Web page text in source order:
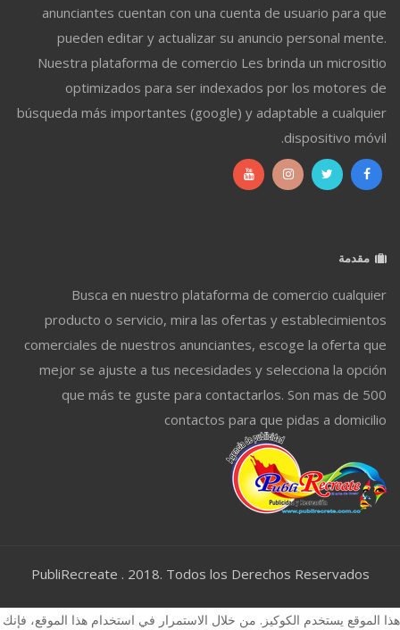
anunciantes cuentan con una cuenta de usuario para que
pueden editar y actualizar su anuncio personal mente.
Nuestra plataforma de comercio Les brinda un micrositio
optimizados para ser indexados por los motores de
búsqueda más importantes (google) y adaptable a cualquier
dispositivo móvil.
مقدمة
Busca en nuestro plataforma de comercio cualquier
producto o servicio, mira las ofertas y establecimientos
comerciales de nuestros anunciantes, escoge la oferta que
mejor se ajuste a tus necesidades y selecciona la opción
que más te guste para contactarlos. Son mas de 500
contactos para que pidas a domicilio
PubliRecreate . 2018. Todos los Derechos Reservados
هذا الموقع يستخدم الكوكيز. من خلال الاستمرار في استخدام هذا الموقع، فإنك